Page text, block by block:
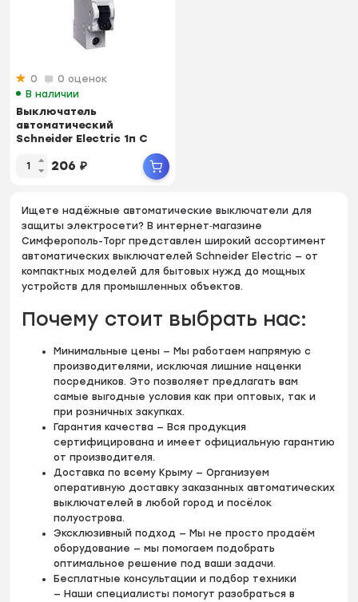
0
0 оценок
В наличии
Выключатель
автоматический
Schneider Electric 1п C
EZ9F...206 ₽
Ищете надёжные автоматические выключатели для
защиты электросети? В интернет‑магазине
Симферополь-Торг представлен широкий ассортимент
автоматических выключателей Schneider Electric — от
компактных моделей для бытовых нужд до мощных
устройств для промышленных объектов.
Почему стоит выбрать нас:
Минимальные цены — Мы работаем напрямую с
производителями, исключая лишние наценки
посредников. Это позволяет предлагать вам
самые выгодные условия как при оптовых, так и
при розничных закупках.
Гарантия качества — Вся продукция
сертифицирована и имеет официальную гарантию
от производителя.
Доставка по всему Крыму — Организуем
оперативную доставку заказанных автоматических
выключателей в любой город и посёлок
полуострова.
Эксклюзивный подход — Мы не просто продаём
оборудование — мы помогаем подобрать
оптимальное решение под ваши задачи.
Бесплатные консультации и подбор техники
— Наши специалисты помогут разобраться в